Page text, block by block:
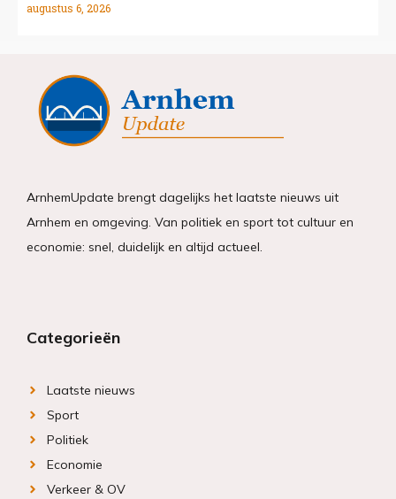
augustus 6, 2026
ArnhemUpdate brengt dagelijks het laatste nieuws uit
Arnhem en omgeving. Van politiek en sport tot cultuur en
economie: snel, duidelijk en altijd actueel.
Categorieën
Laatste nieuws
Sport
Politiek
Economie
Verkeer & OV